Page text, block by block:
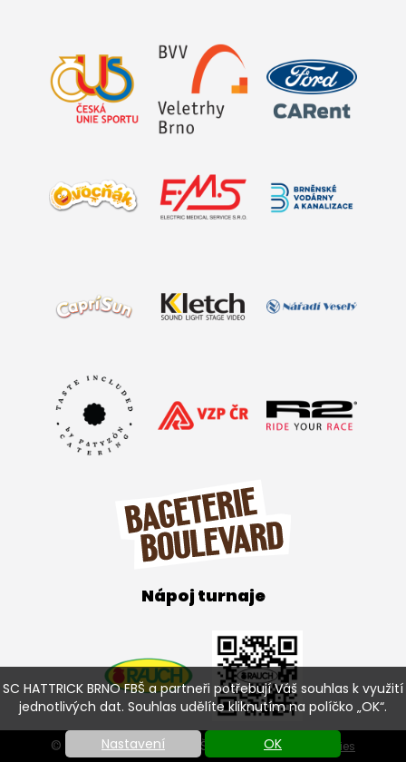
SC HATTRICK BRNO FBŠ a partneři potřebují Váš souhlas k využití
jednotlivých dat. Souhlas udělíte kliknutím na políčko „OK“.
Nastavení OK
Nápoj turnaje
© SC HATTRICK BRNO FBŠ 2026 | Nastavení cookies